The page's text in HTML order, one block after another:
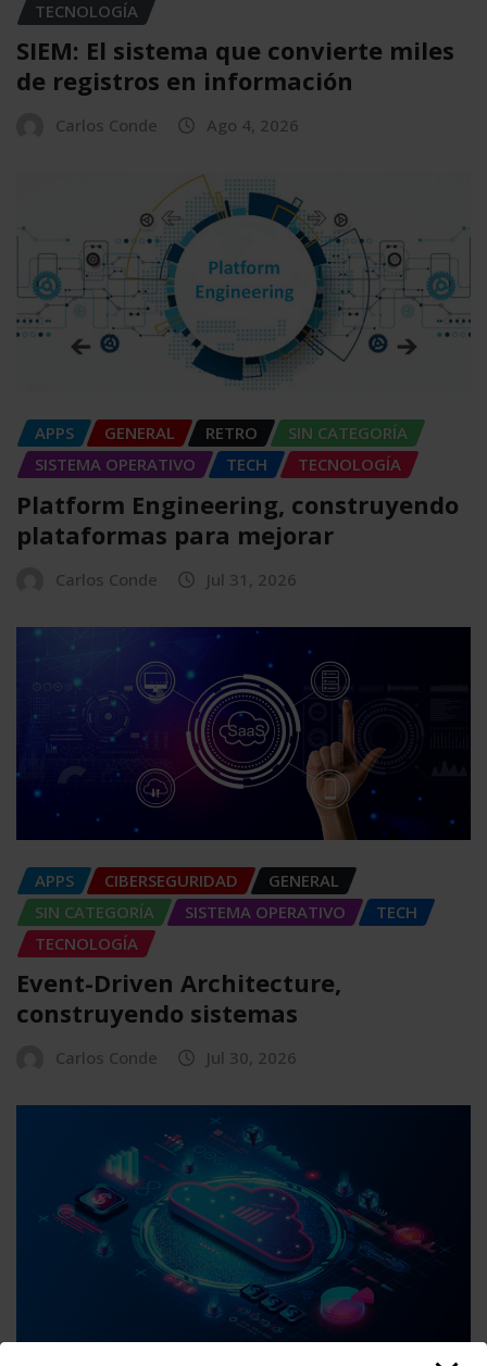
TECNOLOGÍA
SIEM: El sistema que convierte miles
de registros en información
Carlos Conde Ago 4, 2026
APPS GENERAL RETRO
SIN CATEGORÍA
SISTEMA OPERATIVO
TECH TECNOLOGÍA
Platform Engineering, construyendo
plataformas para mejorar
Carlos Conde Jul 31, 2026
APPS CIBERSEGURIDAD
GENERAL
SIN CATEGORÍA
SISTEMA OPERATIVO
TECH
TECNOLOGÍA
Event-Driven Architecture,
construyendo sistemas
Carlos Conde Jul 30, 2026